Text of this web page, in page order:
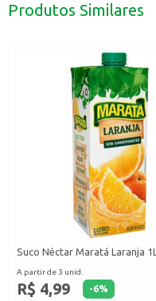
Produtos Similares
Suco Néctar Maratá Laranja 1L
A partir de 3 unid.
R$ 4,99 -6%